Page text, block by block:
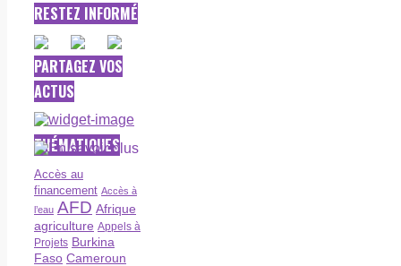
RESTEZ INFORMÉ
PARTAGEZ VOS
ACTUS
THÉMATIQUES
Accès au
financement Accès à
l’eau AFD Afrique
agriculture Appels à
Projets Burkina
Faso Cameroun